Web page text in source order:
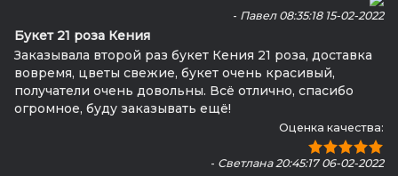
- Павел 08:35:18 15-02-2022
Букет 21 роза Кения
Заказывала второй раз букет Кения 21 роза, доставка
вовремя, цветы свежие, букет очень красивый,
получатели очень довольны. Всё отлично, спасибо
огромное, буду заказывать ещё!
Оценка качества:
- Светлана 20:45:17 06-02-2022